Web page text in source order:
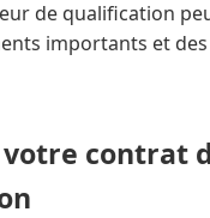
de qualification
importants et
contrat